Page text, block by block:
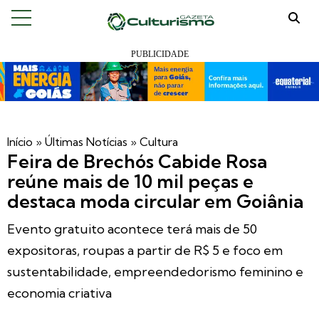
Início » Últimas Notícias » Cultura
Feira de Brechós Cabide Rosa
reúne mais de 10 mil peças e
destaca moda circular em Goiânia
Evento gratuito acontece terá mais de 50
expositoras, roupas a partir de R$ 5 e foco em
sustentabilidade, empreendedorismo feminino e
economia criativa